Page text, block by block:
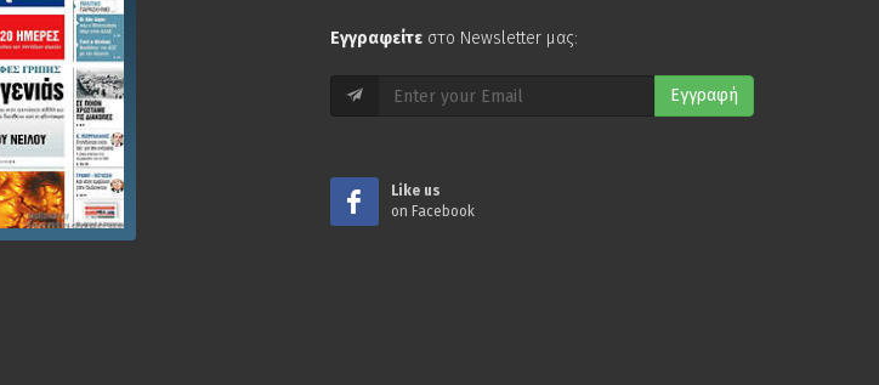
Εγγραφείτεστο Newsletter μας:
Εγγραφή
Like us
on Facebook